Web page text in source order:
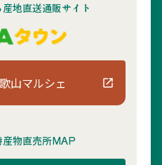
地直送通販サイト
山マルシェ
産物直売所MAP